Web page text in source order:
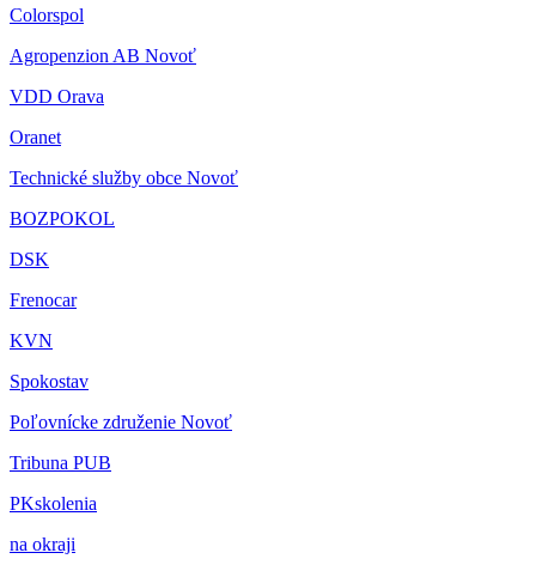
Colorspol
Agropenzion AB Novoť
VDD Orava
Oranet
Technické služby obce Novoť
BOZPOKOL
DSK
Frenocar
KVN
Spokostav
Poľovnícke združenie Novoť
Tribuna PUB
PKskolenia
na okraji